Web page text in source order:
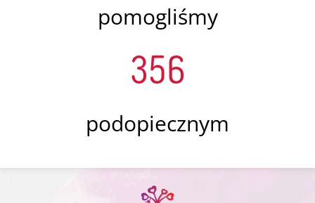
pomogliśmy
356
podopiecznym